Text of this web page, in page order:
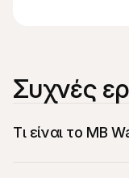
Συχνές
Τι είναι το MB